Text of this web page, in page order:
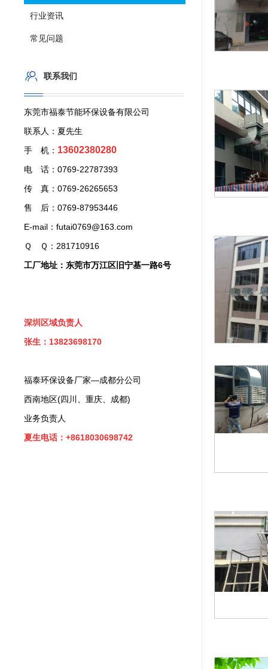
行业资讯
常见问题
联系我们
东莞市福泰节能环保设备有限公司
联系人：夏先生
手 机： 13602380280
电 话：0769-22787393
传 真：0769-26265653
售 后：0769-87953446
E-mail：futai0769@163.com
Ｑ Ｑ：281710916
工厂地址：东莞市万江区旧宁基一路6号
深圳区域负责人
张生：13823698170
福泰环保设备厂家—成都分公司
西南地区(四川、重庆、成都)
业务负责人
夏生电话：+8618030698742